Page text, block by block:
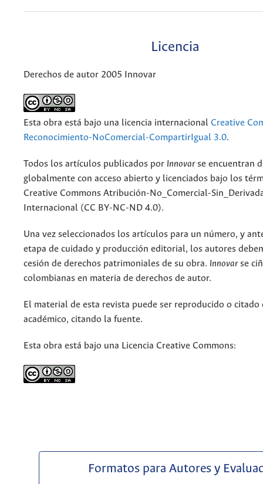
Licencia
Derechos de autor 2005 Innovar
Esta obra está bajo una licencia internacional Creative
Reconocimiento-NoComercial-CompartirIgual 3.0.
Todos los artículos publicados por Innovarse encuentran
globalmente con acceso abierto y licenciados bajo los
Creative Commons Atribución-No_Comercial-
Internacional (CC BY-NC-ND 4.0).
Una vez seleccionados los artículos para un número, y
etapa de cuidado y producción editorial, los autores
cesión de derechos patrimoniales de su obra. Innovarse
colombianas en materia de derechos de autor.
El material de esta revista puede ser reproducido o citado
académico, citando la fuente.
Esta obra está bajo una Licencia Creative Commons:
Formatos para Autores y